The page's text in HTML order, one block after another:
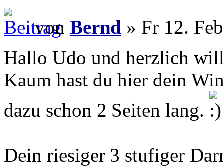
von Bernd » Fr 12.
Hallo Udo und herzlich
Kaum hast du hier dein
dazu schon 2 Seiten lang.
Dein riesiger 3 stufiger